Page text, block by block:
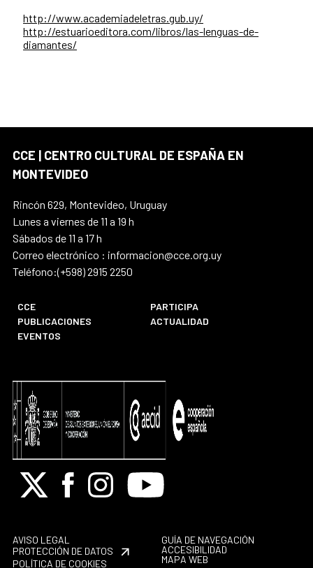
http://www.academiadeletras.gub.uy/
http://estuarioeditora.com/libros/las-lenguas-de-
diamantes/
CCE | CENTRO CULTURAL DE ESPAÑA EN
MONTEVIDEO
Rincón 629, Montevideo, Uruguay
Lunes a viernes de 11 a 19 h
Sábados de 11 a 17 h
Correo electrónico : informacion@cce.org.uy
Teléfono:(+598) 2915 2250
CCE
PARTICIPA
PUBLICACIONES
ACTUALIDAD
EVENTOS
X FacebookInstagramYoutube
AVISO LEGAL
PROTECCIÓN DE DATOS
POLÍTICA DE COOKIES
GUÍA DE NAVEGACIÓN
ACCESIBILIDAD
MAPA WEB